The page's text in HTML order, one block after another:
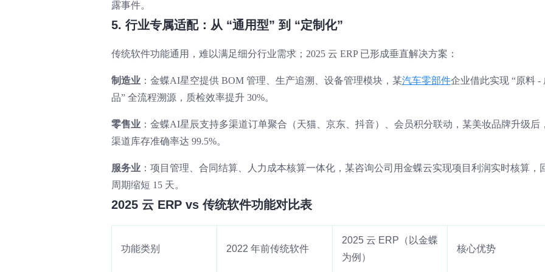
露事件。
5. 行业专属适配：从 “通用型” 到 “定制化”
传统软件功能通用，难以满足细分行业需求；2025 云 ERP 已形成垂直解决方案：
制造业：金蝶AI星空提供 BOM 管理、生产追溯、设备管理模块，某汽车零部件企业借此实现 “原料 -
品” 全流程溯源，质检效率提升 30%。
零售业：金蝶AI星辰支持多渠道订单聚合（天猫、京东、抖音）、会员积分联动，某美妆品牌升级后
渠道库存准确率达 99.5%。
服务业：项目管理、合同结算、人力成本核算一体化，某咨询公司用金蝶云实现项目利润实时核算，
周期缩短 15 天。
2025 云 ERP vs 传统软件功能对比表
功能类别 2022 年前传统软件
2025 云 ERP（以金蝶
为例）
核心优势